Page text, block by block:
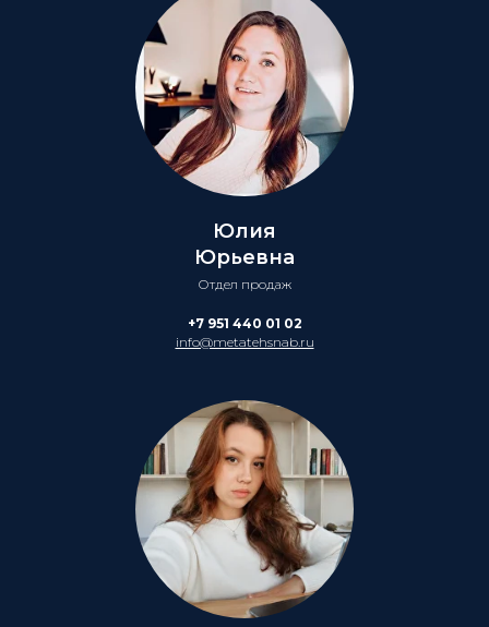
Юлия
Юрьевна
Отдел продаж
+7 951 440 01 02
info@metatehsnab.ru